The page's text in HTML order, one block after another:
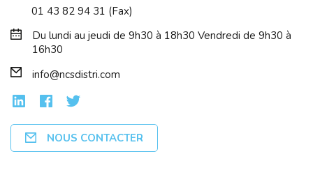
01 43 82 94 31 (Fax)
Du lundi au jeudi de 9h30 à 18h30 Vendredi de 9h30 à
16h30
info@ncsdistri.com
NOUS CONTACTER